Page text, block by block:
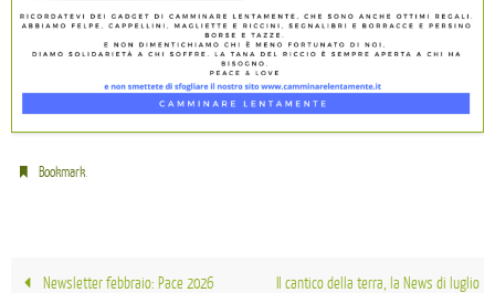
Bookmark.
Newsletter febbraio: Pace 2026 Il cantico della terra, la News di luglio